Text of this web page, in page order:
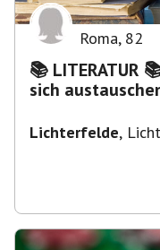
Roma, 82
📚 LITERATUR 📚 STAMMTISCH - BRUNCH -
sich
Lichterfelde,